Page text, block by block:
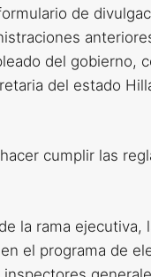
de
del gobierno,
del estado
cumplir las
la rama ejecutiva,
el programa de